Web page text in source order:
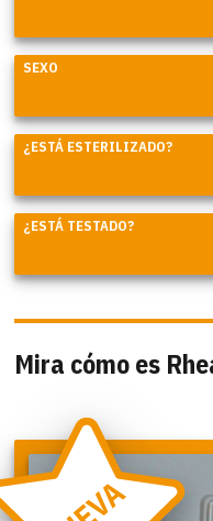
SEXO
¿ESTÁ ESTERILIZADO?
¿ESTÁ TESTADO?
Mira cómo es